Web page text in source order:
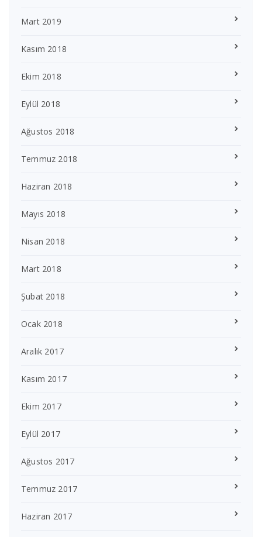
Mart 2019
Kasım 2018
Ekim 2018
Eylül 2018
Ağustos 2018
Temmuz 2018
Haziran 2018
Mayıs 2018
Nisan 2018
Mart 2018
Şubat 2018
Ocak 2018
Aralık 2017
Kasım 2017
Ekim 2017
Eylül 2017
Ağustos 2017
Temmuz 2017
Haziran 2017